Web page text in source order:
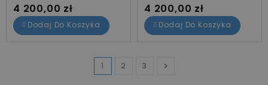
Cena
4 200,00 zł
Dodaj Do Koszyka
Cena
4 200,00 zł
Dodaj Do Koszyka
1 2 3 Następny
